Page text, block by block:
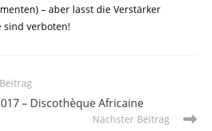
– aber lasst die Verstärker
sind verboten!
– Discothèque Africaine
Nächster Beitrag